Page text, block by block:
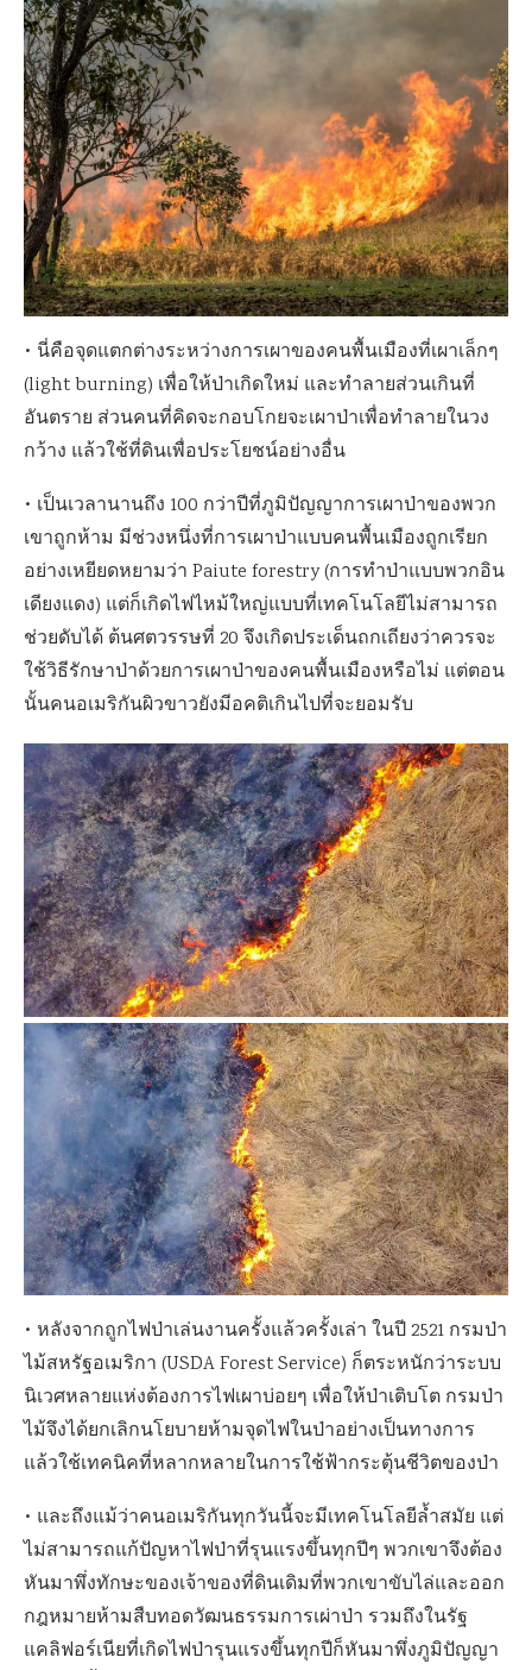
• นี่คือจุดแตกต่างระหว่างการเผาของคนพื้นเมืองที่เผาเล็กๆ
(light burning) เพื่อให้ป่าเกิดใหม่ และทำลายส่วนเกินที่
อันตราย ส่วนคนที่คิดจะกอบโกยจะเผาป่าเพื่อทำลายในวง
กว้าง แล้วใช้ที่ดินเพื่อประโยชน์อย่างอื่น
• เป็นเวลานานถึง 100 กว่าปีที่ภูมิปัญญาการเผาป่าของพวก
เขาถูกห้าม มีช่วงหนึ่งที่การเผาป่าแบบคนพื้นเมืองถูกเรียก
อย่างเหยียดหยามว่า Paiute forestry (การทำป่าแบบพวกอิน
เดียงแดง) แต่ก็เกิดไฟไหม้ใหญ่แบบที่เทคโนโลยีไม่สามารถ
ช่วยดับได้ ต้นศตวรรษที่ 20 จึงเกิดประเด็นถกเถียงว่าควรจะ
ใช้วิธีรักษาป่าด้วยการเผาป่าของคนพื้นเมืองหรือไม่ แต่ตอน
นั้นคนอเมริกันผิวขาวยังมีอคติเกินไปที่จะยอมรับ
• หลังจากถูกไฟป่าเล่นงานครั้งแล้วครั้งเล่า ในปี 2521 กรมป่า
ไม้สหรัฐอเมริกา (USDA Forest Service) ก็ตระหนักว่าระบบ
นิเวศหลายแห่งต้องการไฟเผาบ่อยๆ เพื่อให้ป่าเติบโต กรมป่า
ไม้จึงได้ยกเลิกนโยบายห้ามจุดไฟในป่าอย่างเป็นทางการ
แล้วใช้เทคนิคที่หลากหลายในการใช้ฟ้ากระตุ้นชีวิตของป่า
• และถึงแม้ว่าคนอเมริกันทุกวันนี้จะมีเทคโนโลยีล้ำสมัย แต่
ไม่สามารถแก้ปัญหาไฟป่าที่รุนแรงขึ้นทุกปีๆ พวกเขาจึงต้อง
หันมาพึ่งทักษะของเจ้าของที่ดินเดิมที่พวกเขาขับไล่และออก
กฎหมายห้ามสืบทอดวัฒนธรรมการเผ่าป่า รวมถึงในรัฐ
แคลิฟอร์เนียที่เกิดไฟป่ารุนแรงขึ้นทุกปีก็หันมาพึ่งภูมิปัญญา